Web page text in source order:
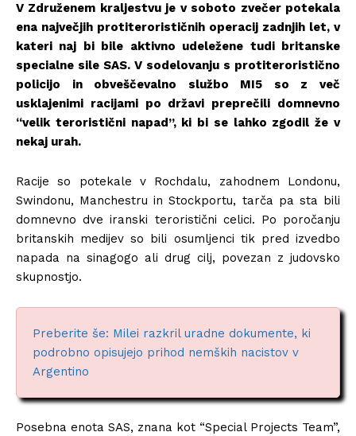
V Združenem kraljestvu je v soboto zvečer potekala
ena največjih protiterorističnih operacij zadnjih let, v
kateri naj bi bile aktivno udeležene tudi britanske
specialne sile SAS. V sodelovanju s protiteroristično
policijo in obveščevalno službo MI5 so z več
usklajenimi racijami po državi preprečili domnevno
“velik teroristični napad”, ki bi se lahko zgodil že v
nekaj urah.
Racije so potekale v Rochdalu, zahodnem Londonu,
Swindonu, Manchestru in Stockportu, tarča pa sta bili
domnevno dve iranski teroristični celici. Po poročanju
britanskih medijev so bili osumljenci tik pred izvedbo
napada na sinagogo ali drug cilj, povezan z judovsko
skupnostjo.
Preberite še: Milei razkril uradne dokumente, ki
podrobno opisujejo prihod nemških nacistov v
Argentino
Posebna enota SAS, znana kot “Special Projects Team”,